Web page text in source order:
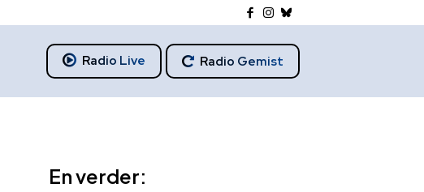
Radio Live Radio Gemist
En verder: